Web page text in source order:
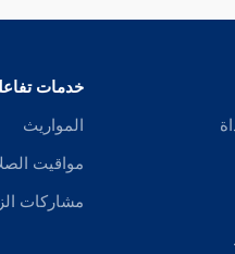
خدمات
المواريث
مواقيت
مشاركات